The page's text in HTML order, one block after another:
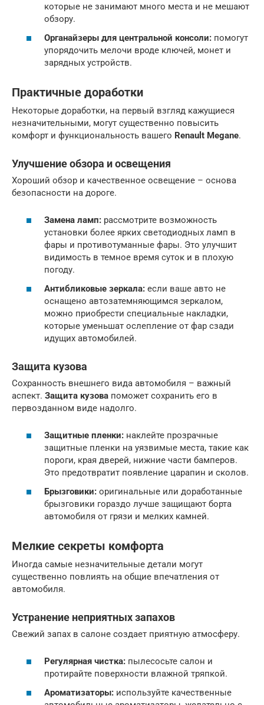
которые не занимают много места и не мешают
обзору.
Органайзеры для центральной консоли: помогут
упорядочить мелочи вроде ключей, монет и
зарядных устройств.
Практичные доработки
Некоторые доработки, на первый взгляд кажущиеся
незначительными, могут существенно повысить
комфорт и функциональность вашего Renault Megane.
Улучшение обзора и освещения
Хороший обзор и качественное освещение – основа
безопасности на дороге.
Замена ламп: рассмотрите возможность
установки более ярких светодиодных ламп в
фары и противотуманные фары. Это улучшит
видимость в темное время суток и в плохую
погоду.
Антибликовые зеркала: если ваше авто не
оснащено автозатемняющимся зеркалом,
можно приобрести специальные накладки,
которые уменьшат ослепление от фар сзади
идущих автомобилей.
Защита кузова
Сохранность внешнего вида автомобиля – важный
аспект. Защита кузова поможет сохранить его в
первозданном виде надолго.
Защитные пленки: наклейте прозрачные
защитные пленки на уязвимые места, такие как
пороги, края дверей, нижние части бамперов.
Это предотвратит появление царапин и сколов.
Брызговики: оригинальные или доработанные
брызговики гораздо лучше защищают борта
автомобиля от грязи и мелких камней.
Мелкие секреты комфорта
Иногда самые незначительные детали могут
существенно повлиять на общие впечатления от
автомобиля.
Устранение неприятных запахов
Свежий запах в салоне создает приятную атмосферу.
Регулярная чистка: пылесосьте салон и
протирайте поверхности влажной тряпкой.
Ароматизаторы: используйте качественные